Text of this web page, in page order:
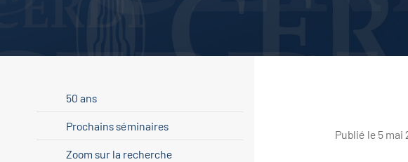
Publié le 5 mai
50 ans
Prochains séminaires
Zoom sur la recherche